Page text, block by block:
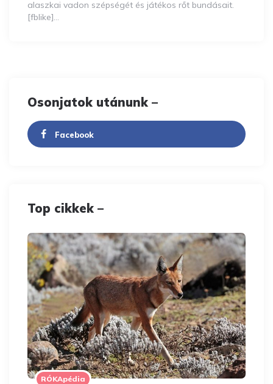
alaszkai vadon szépségét és játékos rőt bundásait.
[fblike]…
Osonjatok utánunk –
Facebook
Top cikkek –
RÓKApédia